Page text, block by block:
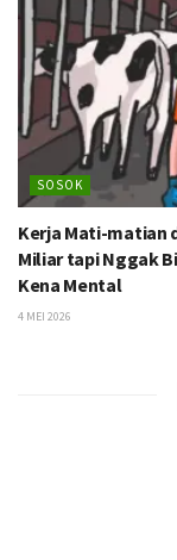
SOSOK
Kerja Mati-matian
Miliar tapi Nggak
Kena Mental
4 MEI 2026